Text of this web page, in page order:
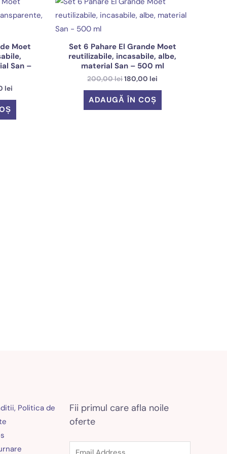
Moet
San –
lei.
leiPrețul
Set 6 Pahare El Grande Moet
reutilizabile, incasabile, albe,
material San – 500 ml
200,00leiPrețul
a
fost:
200,00 lei.
180,00 lei
ADAUGĂ ÎN COȘ
Politica de
Fii primul care afla noile
oferte